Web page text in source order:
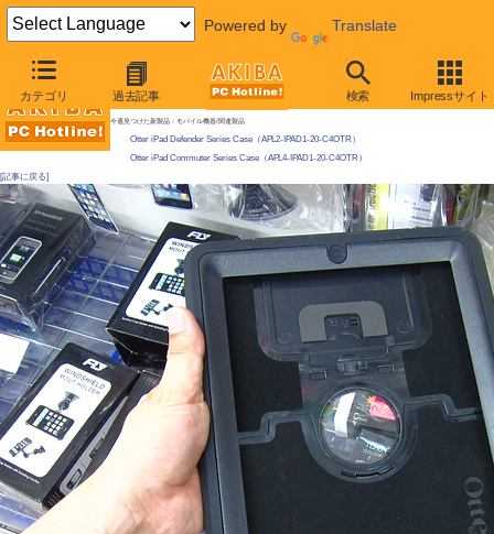
Powered by Translate
カテゴリ 過去記事 検索 Impressサイト
AKIBA PC Hotline! 2010年8月7日号
iPadの耐衝撃ケースが発売、落下1mもOK？
今週見つけた新製品：モバイル機器/関連製品
Otter iPad Defender Series Case（APL2-IPAD1-20-C4OTR）
Otter iPad Commuter Series Case（APL4-IPAD1-20-C4OTR）
[記事に戻る]